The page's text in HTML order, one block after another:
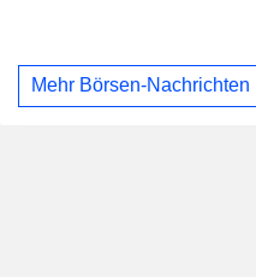
Mehr Börsen-Nachrichten